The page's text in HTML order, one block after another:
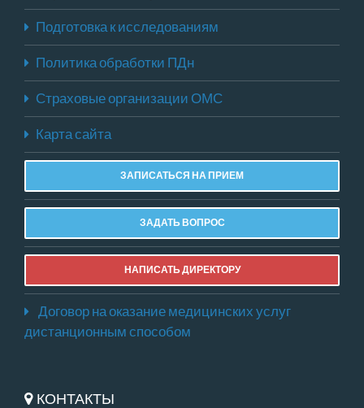
Подготовка к исследованиям
Политика обработки ПДн
Страховые организации ОМС
Карта сайта
ЗАПИСАТЬСЯ НА ПРИЕМ
ЗАДАТЬ ВОПРОС
НАПИСАТЬ ДИРЕКТОРУ
Договор на оказание медицинских услуг
дистанционным способом
КОНТАКТЫ